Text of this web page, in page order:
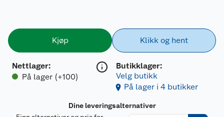
Kjøp
Nettlager:
På lager (+100)
Klikk og hent
Butikklager:
Velg butikk
På lager i 4 butikker
Dine leveringsalternativer